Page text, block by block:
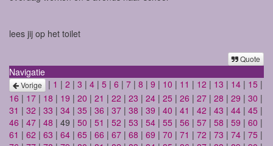
lees jij op het toilet
Quote
Navigatie
Vorige | 1 | 2 | 3 | 4 | 5 | 6 | 7 | 8 | 9 | 10 | 11 | 12 | 13 | 14 | 15 |
16 | 17 | 18 | 19 | 20 | 21 | 22 | 23 | 24 | 25 | 26 | 27 | 28 | 29 | 30 |
31 | 32 | 33 | 34 | 35 | 36 | 37 | 38 | 39 | 40 | 41 | 42 | 43 | 44 | 45 |
46 | 47 | 48 | 49 | 50 | 51 | 52 | 53 | 54 | 55 | 56 | 57 | 58 | 59 | 60 |
61 | 62 | 63 | 64 | 65 | 66 | 67 | 68 | 69 | 70 | 71 | 72 | 73 | 74 | 75 |